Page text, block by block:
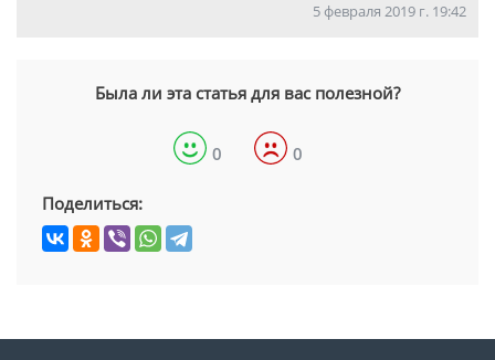
5 февраля 2019 г. 19:42
Была ли эта статья для вас полезной?
0 0
Поделиться: